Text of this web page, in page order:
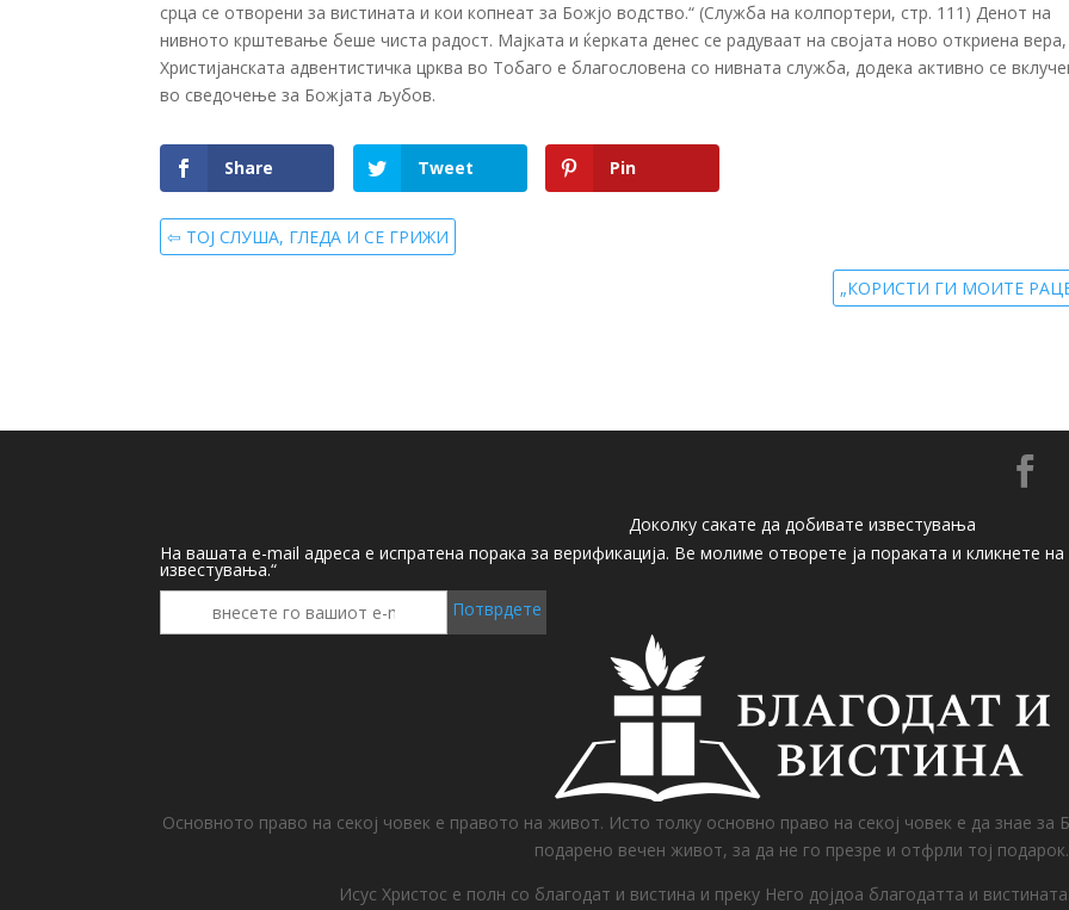
срца се отворени за вистината и кои копнеат за Божјо водство.“ (Служба на колпортери, стр. 111) Денот на
нивното крштевање беше чиста радост. Мајката и ќерката денес се радуваат на својата ново откриена
Христијанската адвентистичка црква во Тобаго е благословена со нивната служба, додека активно се
во сведочење за Божјата љубов.
Share Tweet Pin
⇦ ТОЈ СЛУША, ГЛЕДА И СЕ ГРИЖИ
„КОРИСТИ ГИ МОИТЕ

Доколку сакате да добивате известувања
На вашата e-mail адреса е испратена порака за верификација. Ве молиме отворете ја пораката и кликнете
известувања.“
Потврдете
Основното право на секој човек е правото на живот. Исто толку основно право на секој човек е да знае
подарено вечен живот, за да не го презре и отфрли тој подарок.
Исус Христос е полн со благодат и вистина и преку Него дојдоа благодатта и